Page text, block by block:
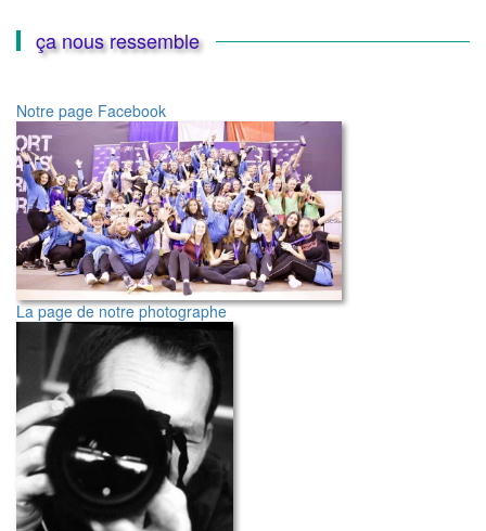
nousça nous ressemble
Notre page Facebook
La page de notre photographe